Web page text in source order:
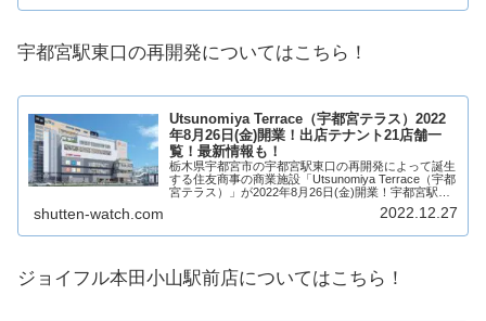
宇都宮駅東口の再開発についてはこちら！
Utsunomiya Terrace（宇都宮テラス）2022
年8月26日(金)開業！出店テナント21店舗一
覧！最新情報も！
栃木県宇都宮市の宇都宮駅東口の再開発によって誕生
する住友商事の商業施設「Utsunomiya Terrace（宇都
宮テラス）」が2022年8月26日(金)開業！宇都宮駅東
口の再開発では、野村不動産や住友商事など民間企業
shutten-watch.com 2022.12.27
ジョイフル本田小山駅前店についてはこちら！